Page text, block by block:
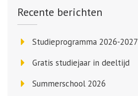
Recente berichten
Studieprogramma 2026-2027
Gratis studiejaar in deeltijd
Summerschool 2026